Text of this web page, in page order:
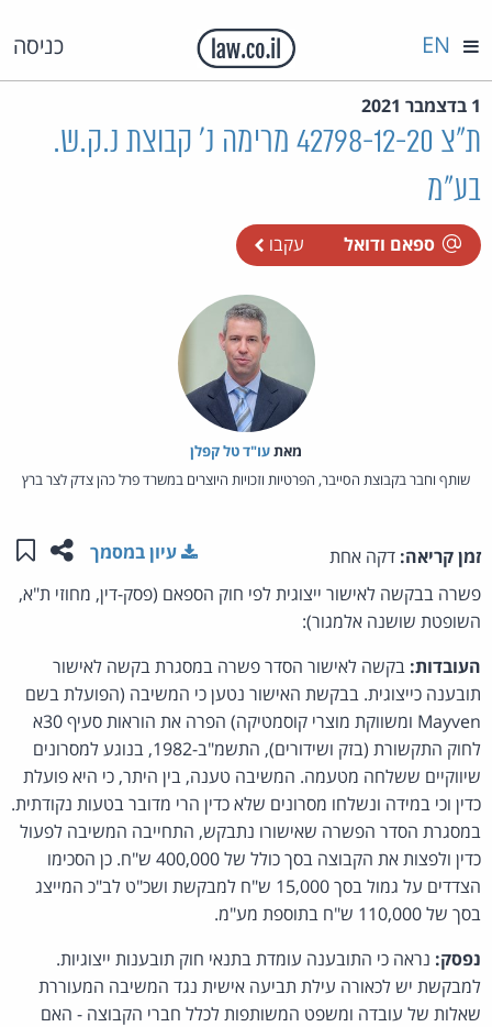
כניסה EN
1 בדצמבר 2021
ת"צ 42798-12-20 מרימה נ' קבוצת נ.ק.ש.
בע"מ
ספאם ודואל עקבו
מאת‏עו"ד טל קפלן
שותף וחבר בקבוצת הסייבר, הפרטיות וזכויות היוצרים במשרד פרל כהן צדק לצר ברץ
זמן קריאה: דקה אחת שתפו
עיון במסמך
פשרה בבקשה לאישור ייצוגית לפי חוק הספאם (פסק-דין, מחוזי ת"א,
השופטת שושנה אלמגור):
העובדות: בקשה לאישור הסדר פשרה במסגרת בקשה לאישור
תובענה כייצוגית. בבקשת האישור נטען כי המשיבה (הפועלת בשם
Mayven ומשווקת מוצרי קוסמטיקה) הפרה את הוראות סעיף 30א
לחוק התקשורת (בזק ושידורים), התשמ"ב-1982, בנוגע למסרונים
שיווקיים ששלחה מטעמה. המשיבה טענה, בין היתר, כי היא פועלת
כדין וכי במידה ונשלחו מסרונים שלא כדין הרי מדובר בטעות נקודתית.
במסגרת הסדר הפשרה שאישורו נתבקש, התחייבה המשיבה לפעול
כדין ולפצות את הקבוצה בסך כולל של 400,000 ש"ח. כן הסכימו
הצדדים על גמול בסך 15,000 ש"ח למבקשת ושכ"ט לב"כ המייצג
בסך של 110,000 ש"ח בתוספת מע"מ.
נפסק: נראה כי התובענה עומדת בתנאי חוק תובענות ייצוגיות.
למבקשת יש לכאורה עילת תביעה אישית נגד המשיבה המעוררת
שאלות של עובדה ומשפט המשותפות לכלל חברי הקבוצה - האם